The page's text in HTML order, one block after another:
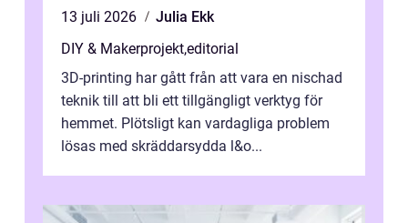
13 juli 2026
Julia Ekk
DIY & Makerprojekt,editorial
3D-printing har gått från att vara en nischad
teknik till att bli ett tillgängligt verktyg för
hemmet. Plötsligt kan vardagliga problem
lösas med skräddarsydda l&o...